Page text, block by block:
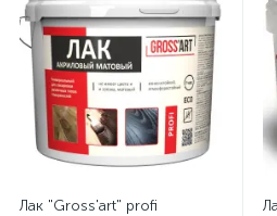
Лак "Gross'art" profi